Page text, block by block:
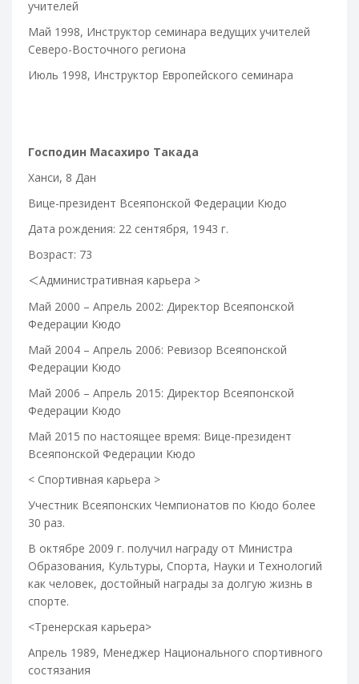
учителей
Май 1998, Инструктор семинара ведущих учителей
Северо-Восточного региона
Июль 1998, Инструктор Европейского семинара
Господин Масахиро Такада
Ханси, 8 Дан
Вице-президент Всеяпонской Федерации Кюдо
Дата рождения: 22 сентября, 1943 г.
Возраст: 73
＜Административная карьера >
Май 2000 – Апрель 2002: Директор Всеяпонской
Федерации Кюдо
Май 2004 – Апрель 2006: Ревизор Всеяпонской
Федерации Кюдо
Май 2006 – Апрель 2015: Директор Всеяпонской
Федерации Кюдо
Май 2015 по настоящее время: Вице-президент
Всеяпонской Федерации Кюдо
< Спортивная карьера >
Учестник Всеяпонских Чемпионатов по Кюдо более
30 раз.
В октябре 2009 г. получил награду от Министра
Образования, Культуры, Спорта, Науки и Технологий
как человек, достойный награды за долгую жизнь в
спорте.
<Тренерская карьера>
Апрель 1989, Менеджер Национального спортивного
состязания